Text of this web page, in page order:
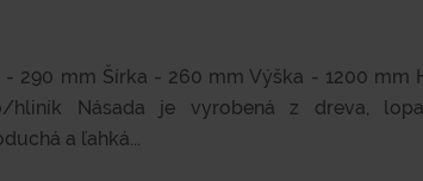
- 290 mm Šírka - 260 mm Výška - 1200 mm
hliník Násada je vyrobená z dreva,
a ľahká...